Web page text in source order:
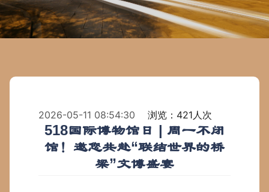
2026-05-11 08:54:30 浏览：421人次
518国际博物馆日 | 周一不闭
馆！邀您共赴“联结世界的桥
梁”文博盛宴